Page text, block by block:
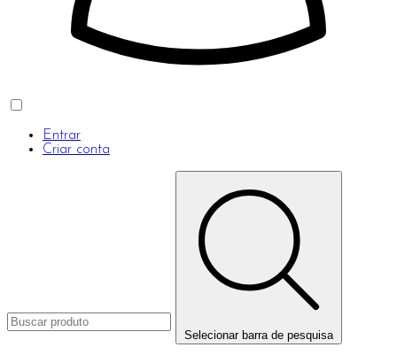
Entrar
Criar conta
Selecionar barra de pesquisa